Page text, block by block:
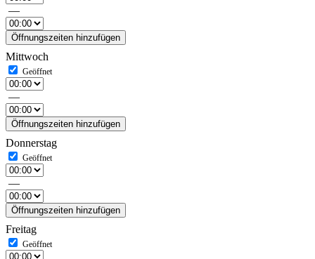
—
Öffnungszeiten hinzufügen
Mittwoch
—
Öffnungszeiten hinzufügen
Donnerstag
—
Öffnungszeiten hinzufügen
Freitag